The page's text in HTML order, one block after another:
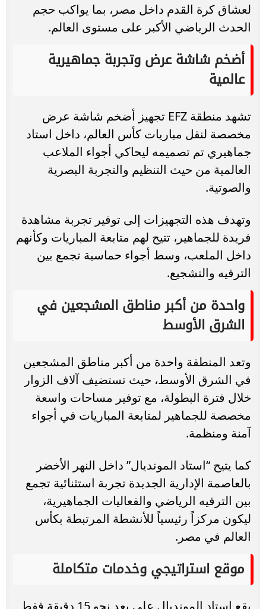
لعشاق كرة القدم داخل مصر، بما يواكب حجم
الحدث الرياضي الأكبر على مستوى العالم.
أضخم شاشة عرض وتجربة جماهيرية
عالمية
تشهد منطقة EFZ تجهيز أضخم شاشة عرض
مخصصة لنقل مباريات كأس العالم، داخل استاد
جماهيري تم تصميمه ليحاكي أجواء الملاعب
العالمية من حيث التنظيم والتجربة البصرية
والصوتية.
وتهدف هذه التجهيزات إلى توفير تجربة مشاهدة
فريدة للجماهير، تتيح لهم متابعة المباريات وكأنهم
داخل الملعب، وسط أجواء حماسية تجمع بين
الترفيه والتشجيع.
واحدة من أكبر مناطق المشجعين في
الشرق الأوسط
وتعد المنطقة واحدة من أكبر مناطق المشجعين
في الشرق الأوسط، حيث تستضيف آلاف الزوار
خلال فترة البطولة، مع توفير مساحات واسعة
مخصصة للجماهير لمتابعة المباريات في أجواء
آمنة ومنظمة.
كما يتيح “استاد المونديال” داخل النهر الأخضر
بالعاصمة الإدارية الجديدة تجربة استثنائية تجمع
بين الترفيه الرياضي والفعاليات الجماهيرية،
ليكون مركزاً رئيسياً للأنشطة المرتبطة بكأس
العالم في مصر.
موقع استراتيجي وخدمات متكاملة
يقع استاد المونديال على بعد نحو 15 دقيقة فقط